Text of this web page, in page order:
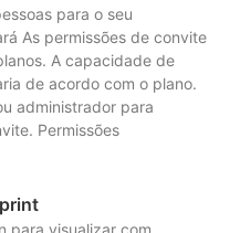
para o seu
As permissões de convite
A capacidade de
de acordo com o plano.
administrador para
Permissões
para visualizar com